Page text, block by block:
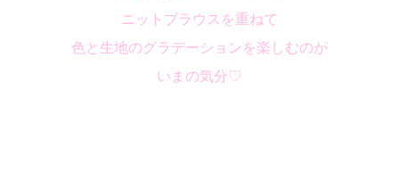
ニットブラウスを重ねて
色と生地のグラデーションを楽しむのが
いまの気分♡